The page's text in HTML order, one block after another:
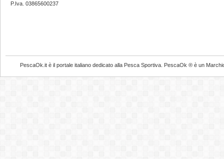
P.Iva. 03865600237
PescaOk.it è il portale italiano dedicato alla Pesca Sportiva. PescaOk ® è un